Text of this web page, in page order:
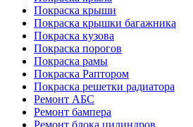
Покраска крыши
Покраска крышки багажника
Покраска кузова
Покраска порогов
Покраска рамы
Покраска Раптором
Покраска решетки радиатора
Ремонт АБС
Ремонт бампера